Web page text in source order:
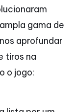
gama de
aprofundar
tiros na
o jogo: